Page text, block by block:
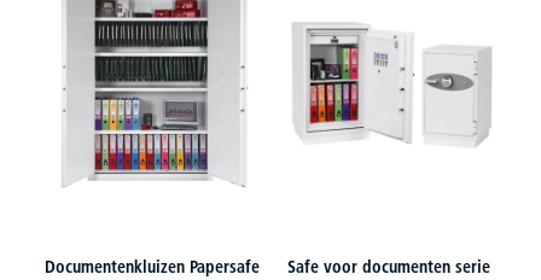
Documentenkluizen Papersafe
Safe voor documenten serie